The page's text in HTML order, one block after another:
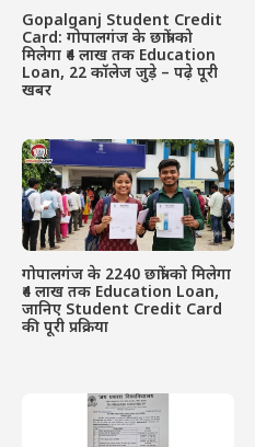
Gopalganj Student Credit
Card: गोपालगंज के छात्रों को
मिलेगा ₹4 लाख तक Education
Loan, 22 कॉलेज जुड़े – पढ़े पूरी
खबर
गोपालगंज के 2240 छात्रों को मिलेगा
₹4 लाख तक Education Loan,
जानिए Student Credit Card
की पूरी प्रक्रिया